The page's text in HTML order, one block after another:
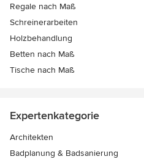
Regale nach Maß
Schreinerarbeiten
Holzbehandlung
Betten nach Maß
Tische nach Maß
Expertenkategorie
Architekten
Badplanung & Badsanierung